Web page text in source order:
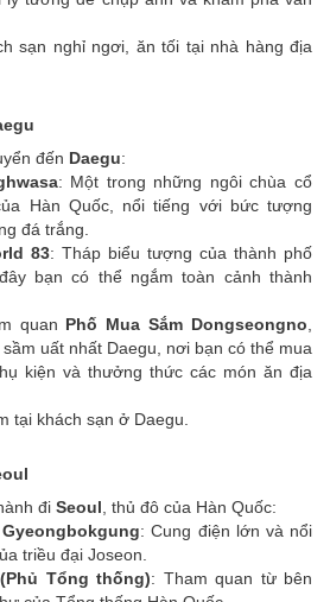
sạn nghỉ ngơi, ăn tối tại nhà hàng địa
đến Daegu:
: Một trong những ngôi chùa cổ
Hàn Quốc, nổi tiếng với bức tượng
đá trắng.
83: Tháp biểu tượng của thành phố
bạn có thể ngắm toàn cảnh thành
quan Phố Mua Sắm Dongseongno,
uất nhất Daegu, nơi bạn có thể mua
kiện và thưởng thức các món ăn địa
tại khách sạn ở Daegu.
đi Seoul, thủ đô của Hàn Quốc:
: Cung điện lớn và nổi
triều đại Joseon.
Tổng thống): Tham quan từ bên